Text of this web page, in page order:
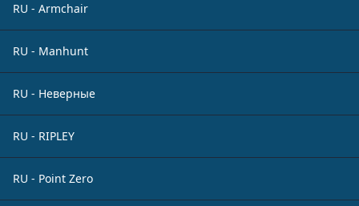
RU - Armchair
RU - Manhunt
RU - Неверные
RU - RIPLEY
RU - Point Zero